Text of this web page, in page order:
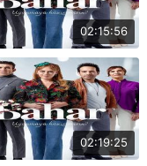
02:15:56
02:19:25